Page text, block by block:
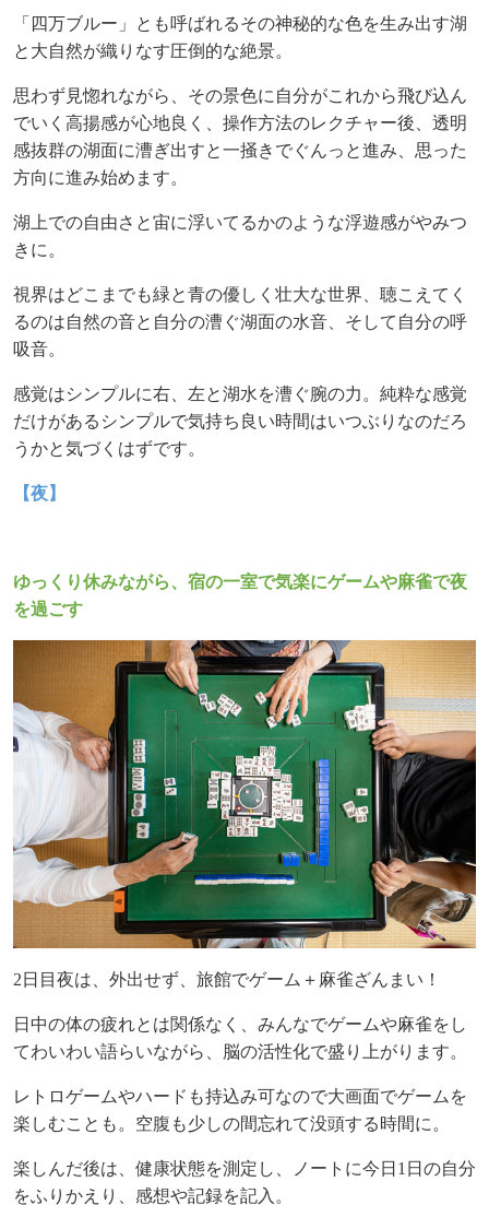
「四万ブルー」とも呼ばれるその神秘的な色を生み出す湖
と大自然が織りなす圧倒的な絶景。
思わず見惚れながら、その景色に自分がこれから飛び込ん
でいく高揚感が心地良く、 操作方法のレクチャー後、透明
感抜群の湖面に漕ぎ出すと一掻きでぐんっと進み、思った
方向に進み始めます。
湖上での自由さと宙に浮いてるかのような浮遊感がやみつ
きに。
視界はどこまでも緑と青の優しく壮大な世界、聴こえてく
るのは自然の音と自分の漕ぐ湖面の水音、そして自分の呼
吸音。
感覚はシンプルに右、左と湖水を漕ぐ腕の力。純粋な感覚
だけがあるシンプルで気持ち良い時間はいつぶりなのだろ
うかと気づくはずです。
【夜】
ゆっくり休みながら、宿の一室で気楽にゲームや麻雀で夜
を過ごす
2 日目夜は、外出せず、旅館でゲーム＋麻雀ざんまい！
日中の体の疲れとは関係なく、みんなでゲームや麻雀をし
てわいわい語らいながら、脳の活性化で盛り上がります。
レトロゲームやハードも持込み可なので大画面でゲームを
楽しむことも。空腹も少しの間忘れて没頭する時間に。
楽しんだ後は、健康状態を測定し、ノートに今日 1 日の自分
をふりかえり、感想や記録を記入。